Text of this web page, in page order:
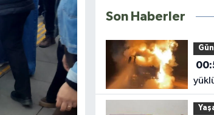
Son Haberler
oldu